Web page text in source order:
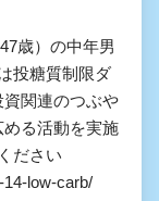
歳）の中年男
投糖質制限ダ
関連のつぶや
る活動を実施
ださい
14-low-carb/